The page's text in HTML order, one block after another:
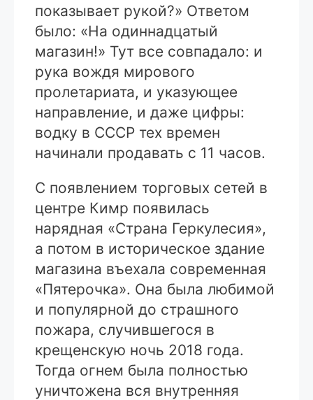
показывает рукой?» Ответом
было: «На одиннадцатый
магазин!» Тут все совпадало: и
рука вождя мирового
пролетариата, и указующее
направление, и даже цифры:
водку в СССР тех времен
начинали продавать с 11 часов.
С появлением торговых сетей в
центре Кимр появилась
нарядная «Страна Геркулесия»,
а потом в историческое здание
магазина въехала современная
«Пятерочка». Она была любимой
и популярной до страшного
пожара, случившегося в
крещенскую ночь 2018 года.
Тогда огнем была полностью
уничтожена вся внутренняя